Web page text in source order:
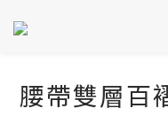
腰帶雙層百